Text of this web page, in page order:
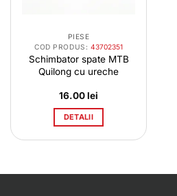
PIESE
COD PRODUS: 43702351
Schimbator spate MTB
Quilong cu ureche
16.00lei
DETALII